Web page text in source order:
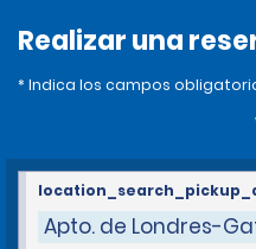
Realizar una
* Indica los campos
Apto. de Londres-